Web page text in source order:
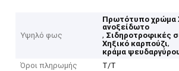
Υψηλό φως
Πρωτότυπο χρώμα
ανοξείδωτο
, Σιδηροτροφικές
Χηξικό καρπούζι,
κράμα
Όροι πληρωμής
Τ/Τ